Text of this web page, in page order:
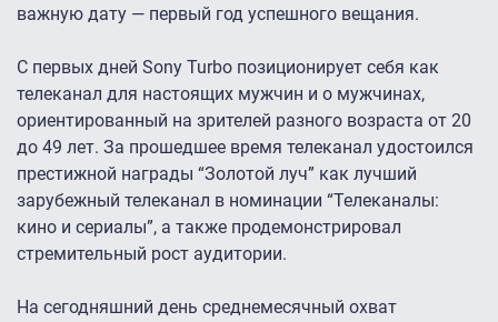
важную дату — первый год успешного вещания.
С первых дней Sony Turbo позиционирует себя как
телеканал для настоящих мужчин и о мужчинах,
ориентированный на зрителей разного возраста от 20
до 49 лет. За прошедшее время телеканал удостоился
престижной награды “Золотой луч” как лучший
зарубежный телеканал в номинации “Телеканалы:
кино и сериалы”, а также продемонстрировал
стремительный рост аудитории.
На сегодняшний день среднемесячный охват